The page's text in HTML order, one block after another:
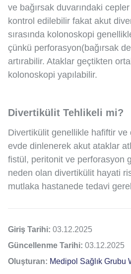
ve bağırsak duvarındaki
kontrol edilebilir fakat akut
sırasında kolonoskopi
çünkü perforasyon(bağırsak
artırabilir. Ataklar geçtikten
kolonoskopi yapılabilir.
Divertikülit Tehlikeli mi?
Divertikülit genellikle hafiftir
evde dinlenerek akut ataklar
fistül, peritonit ve perforasyon
neden olan divertikülit hayati
mutlaka hastanede tedavi
Giriş Tarihi: 03.12.2025
Güncellenme Tarihi: 03.12.2025
Oluşturan: Medipol Sağlık Grubu